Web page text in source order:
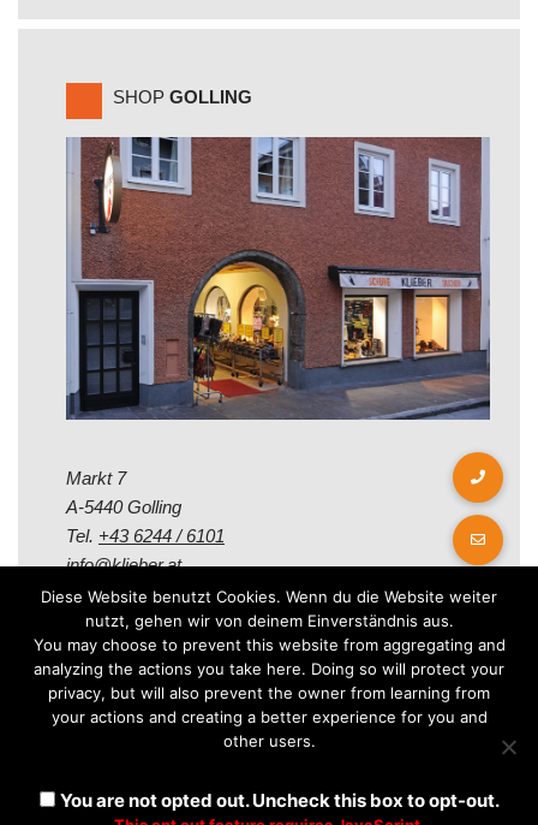
SHOP GOLLING
Markt 7
A-5440 Golling
Tel. +43 6244 / 6101
info@klieber.at
Öffungszeiten
Montag - Freitag:
08.00 - 12.00 Uhr
08.30 - 12.30 Uhr
Diese Website benutzt Cookies. Wenn du die Website weiter
nutzt, gehen wir von deinem Einverständnis aus.
You may choose to prevent this website from aggregating and
analyzing the actions you take here. Doing so will protect your
privacy, but will also prevent the owner from learning from
your actions and creating a better experience for you and
other users.
You are not opted out. Uncheck this box to opt-out.